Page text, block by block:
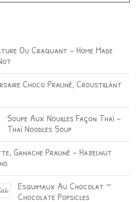
Ou Craquant – Home Made
Choco Praliné, Croustillant
Soupe Aux Nouilles Façon Thaï –
Thaï Noodles Soup
Ganache Praliné – Hazelnut
Esquimaux Au Chocolat ~
Chocolate Popsicles